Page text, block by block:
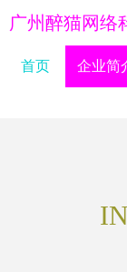
广州醉猫网络
首页 企业简